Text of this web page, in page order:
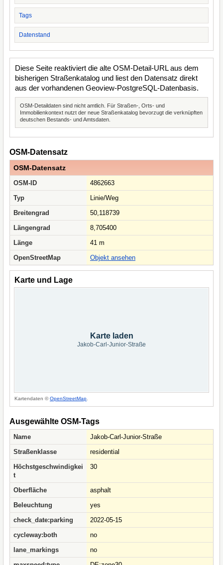
Tags
Datenstand
Diese Seite reaktiviert die alte OSM-Detail-URL aus dem
bisherigen Straßenkatalog und liest den Datensatz direkt
aus der vorhandenen Geoview-PostgreSQL-Datenbasis.
OSM-Detaildaten sind nicht amtlich. Für Straßen-, Orts- und
Immobilienkontext nutzt der neue Straßenkatalog bevorzugt die verknüpften
deutschen Bestands- und Amtsdaten.
OSM-Datensatz
OSM-Datensatz
OSM-ID
4862663
Typ
Linie/Weg
Breitengrad
50,118739
Längengrad
8,705400
Länge
41 m
OpenStreetMap
Objekt ansehen
Karte und Lage
Karte laden
Jakob-Carl-Junior-Straße
Kartendaten ©OpenStreetMap
Ausgewählte OSM-Tags
Name
Jakob-Carl-Junior-Straße
Straßenklasse
residential
Höchstgeschwindigkei
t
30
Oberfläche
asphalt
Beleuchtung
yes
check_date:parking
2022-05-15
cycleway:both
no
lane_markings
no